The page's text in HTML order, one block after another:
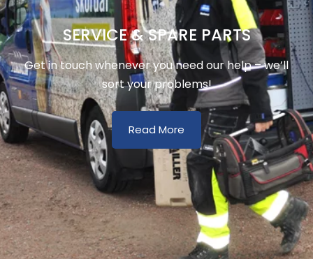
SERVICE & SPARE PARTS
Get in touch whenever you need our help – we’ll
sort your problems!
Read More